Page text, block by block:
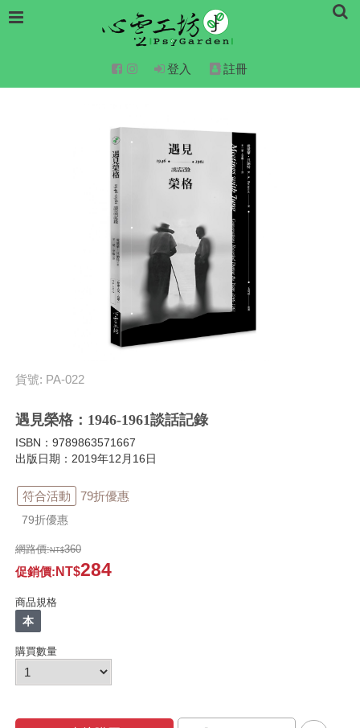
登入 註冊
貨號: PA-022
遇見榮格：1946-1961談話記錄
ISBN：9789863571667
出版日期：2019年12月16日
符合活動 79折優惠
79折優惠
網路價: 360
促銷價: 284
商品規格
本
購買數量